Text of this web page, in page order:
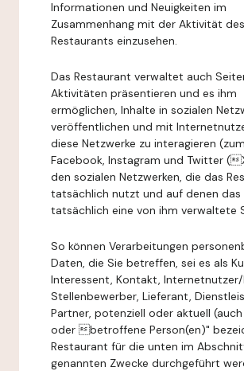
Informationen und Neuigkeiten im
Zusammenhang mit der Aktivität des
Restaurants einzusehen.
Das Restaurant verwaltet auch
Aktivitäten präsentieren und es ihm
ermöglichen, Inhalte in sozialen
veröffentlichen und mit
diese Netzwerke zu interagieren
Facebook, Instagram und Twitter (
den sozialen Netzwerken, die das
tatsächlich nutzt und auf denen das
tatsächlich eine von ihm verwaltete
So können Verarbeitungen
Daten, die Sie betreffen, sei es als
Interessent, Kontakt, Internetnutzer/
Stellenbewerber, Lieferant,
Partner, potenziell oder aktuell
oder betroffene Person(en)"
Restaurant für die unten im
genannten Zwecke durchgeführt